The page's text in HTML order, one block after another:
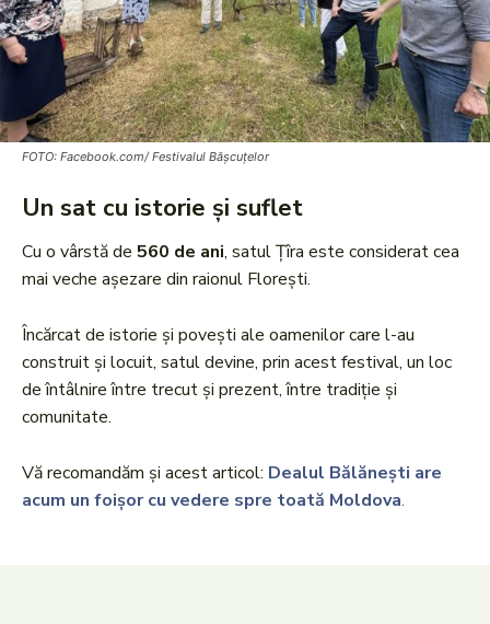
FOTO: Facebook.com/ Festivalul Bășcuțelor
Un sat cu istorie și suflet
Cu o vârstă de 560 de ani, satul Țîra este considerat cea
mai veche așezare din raionul Florești.
Încărcat de istorie și povești ale oamenilor care l-au
construit și locuit, satul devine, prin acest festival, un loc
de întâlnire între trecut și prezent, între tradiție și
comunitate.
Vă recomandăm și acest articol: Dealul Bălănești are
acum un foișor cu vedere spre toată Moldova.